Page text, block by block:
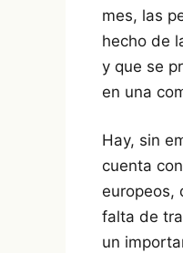
mes, las
hecho de
y que se
en una
Hay, sin
cuenta
europeos,
falta de
un